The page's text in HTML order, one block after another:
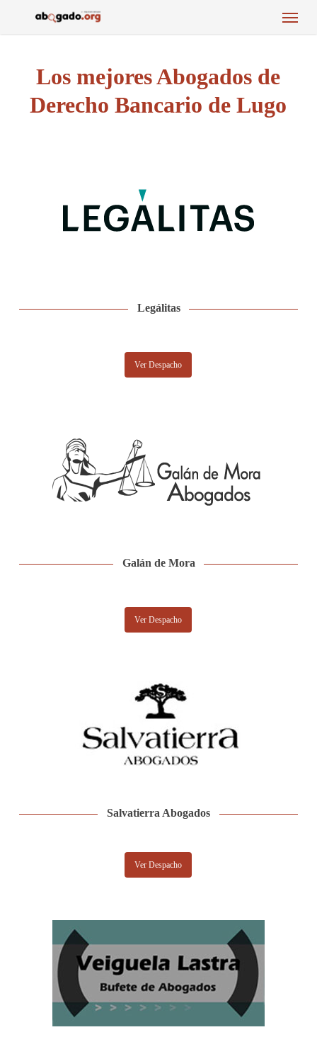
Menu
Los mejores Abogados de
Derecho Bancario de Lugo
Legálitas
Ver Despacho
Galán de Mora
Ver Despacho
Salvatierra Abogados
Ver Despacho